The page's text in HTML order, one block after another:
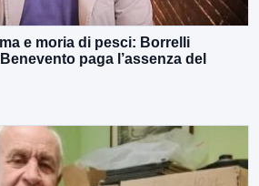
e moria di pesci: Borrelli
paga l’assenza del